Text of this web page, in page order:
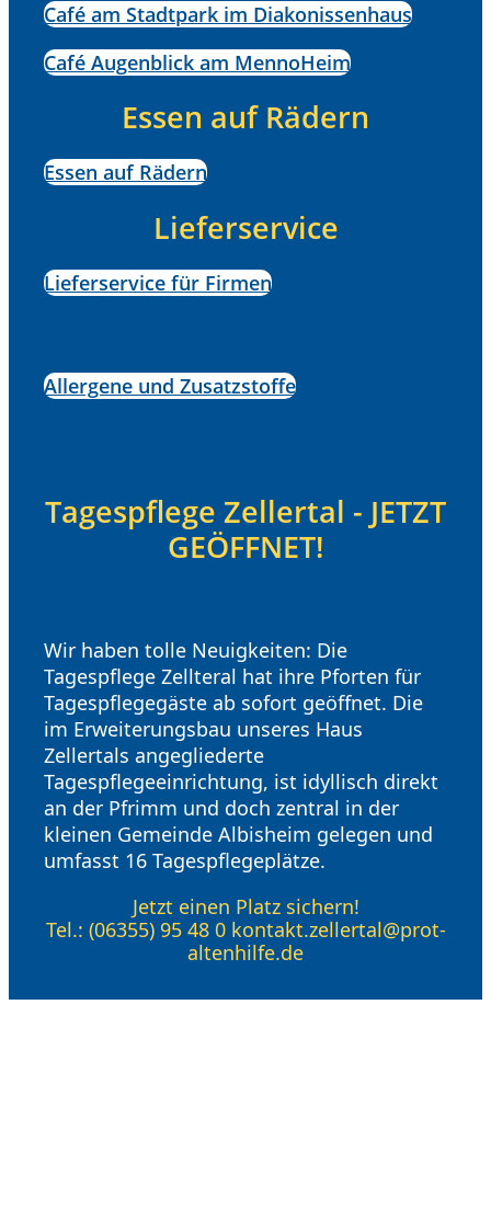
Café am Stadtpark im Diakonissenhaus
Café Augenblick am MennoHeim
Essen auf Rädern
Essen auf Rädern
Lieferservice
Lieferservice für Firmen
Allergene und Zusatzstoffe
Tagespflege Zellertal - JETZT
GEÖFFNET!
Wir haben tolle Neuigkeiten: Die
Tagespflege Zellteral hat ihre Pforten für
Tagespflegegäste ab sofort geöffnet. Die
im Erweiterungsbau unseres Haus
Zellertals angegliederte
Tagespflegeeinrichtung, ist idyllisch direkt
an der Pfrimm und doch zentral in der
kleinen Gemeinde Albisheim gelegen und
umfasst 16 Tagespflegeplätze.
Jetzt einen Platz sichern!
Tel.: (06355) 95 48 0 kontakt.zellertal@prot-
altenhilfe.de